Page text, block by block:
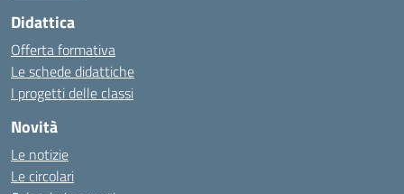
Didattica
Offerta formativa
Le schede didattiche
I progetti delle classi
Novità
Le notizie
Le circolari